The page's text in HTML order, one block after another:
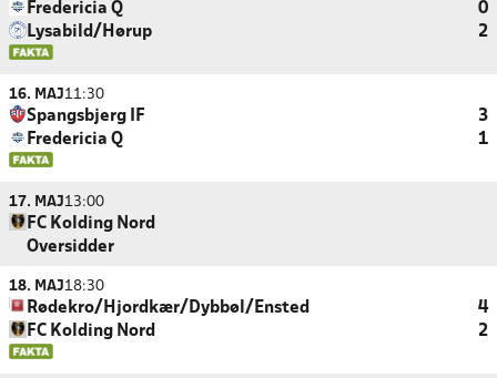
Fredericia Q
0
Lysabild/Hørup
2
16. MAJ11:30
Spangsbjerg IF
3
Fredericia Q
1
17. MAJ13:00
FC Kolding Nord
Oversidder
18. MAJ18:30
Rødekro/Hjordkær/Dybbøl/Ensted
4
FC Kolding Nord
2